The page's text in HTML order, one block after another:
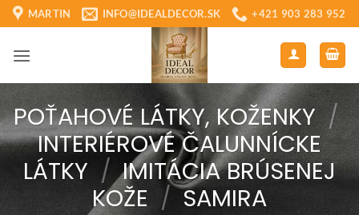
Skip
to
content
MARTIN INFO@IDEALDECOR.SK +421 903 283 952
POŤAHOVÉ LÁTKY, KOŽENKY /
INTERIÉROVÉ ČALUNNÍCKE
LÁTKY / IMITÁCIA BRÚSENEJ
KOŽE / SAMIRA